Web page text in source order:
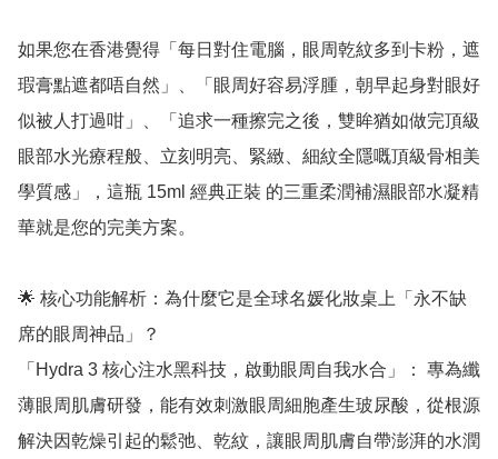
如果您在香港覺得「每日對住電腦，眼周乾紋多到卡粉，遮
瑕膏點遮都唔自然」、「眼周好容易浮腫，朝早起身對眼好
似被人打過咁」、「追求一種擦完之後，雙眸猶如做完頂級
眼部水光療程般、立刻明亮、緊緻、細紋全隱嘅頂級骨相美
學質感」，這瓶 15ml 經典正裝 的三重柔潤補濕眼部水凝精
華就是您的完美方案。
🌟 核心功能解析：為什麼它是全球名媛化妝桌上「永不缺
席的眼周神品」？
「Hydra 3 核心注水黑科技，啟動眼周自我水合」： 專為纖
薄眼周肌膚研發，能有效刺激眼周細胞產生玻尿酸，從根源
解決因乾燥引起的鬆弛、乾紋，讓眼周肌膚自帶澎湃的水潤